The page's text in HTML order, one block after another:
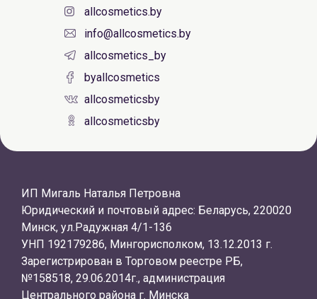
allcosmetics.by
info@allcosmetics.by
allcosmetics_by
byallcosmetics
allcosmeticsby
allcosmeticsby
ИП Мигаль Наталья Петровна
Юридический и почтовый адрес: Беларусь, 220020
Минск, ул.Радужная 4/1-136
УНП 192179286, Мингорисполком, 13.12.2013 г.
Зарегистрирован в Торговом реестре РБ,
№158518, 29.06.2014г., администрация
Центрального района г. Минска